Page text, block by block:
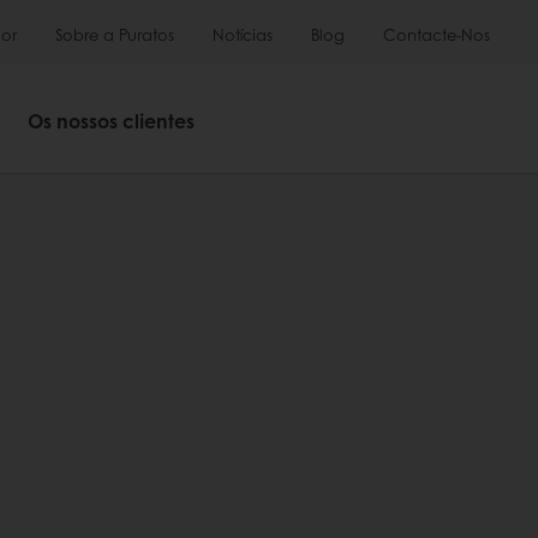
Sobre a Puratos Notícias Blog Contacte-Nos
Os nossos clientes